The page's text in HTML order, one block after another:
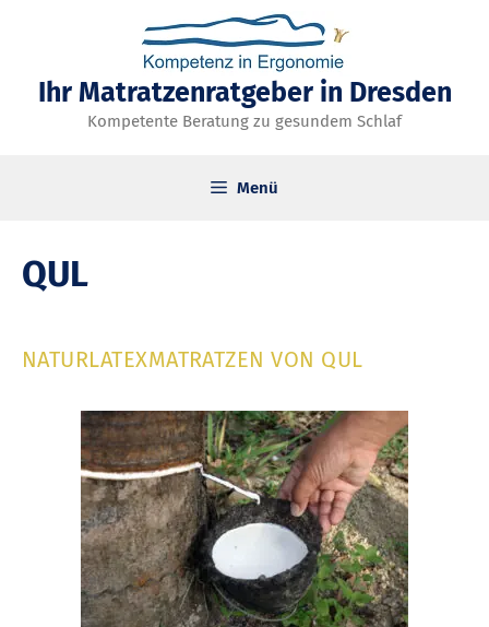
springen
Ihr Matratzenratgeber in Dresden
Kompetente Beratung zu gesundem Schlaf
Menü
QUL
NATURLATEXMATRATZEN VON QUL